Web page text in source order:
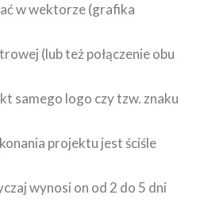
w wektorze (grafika
(lub też połączenie obu
samego logo czy tzw. znaku
projektu jest ściśle
wynosi on od 2 do 5 dni